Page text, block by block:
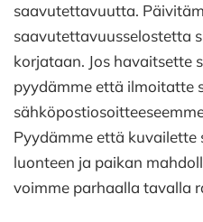
saavutettavuutta.
saavutettavuusselostetta
korjataan. Jos havaitsette
pyydämme että ilmoitatte
Pyydämme että
luonteen ja paikan
voimme parhaalla tavalla